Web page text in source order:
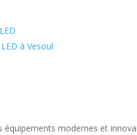
à Vesoul
modernes et